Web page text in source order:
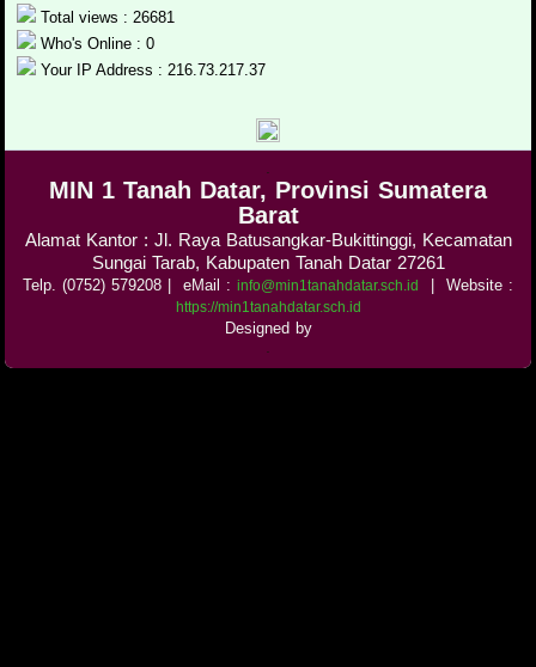
Total views : 26681
Who's Online : 0
Your IP Address : 216.73.217.37
.
MIN 1 Tanah Datar, Provinsi Sumatera
Barat
Alamat Kantor : Jl. Raya Batusangkar-Bukittinggi, Kecamatan
Sungai Tarab, Kabupaten Tanah Datar 27261
Telp. (0752) 579208 | eMail : info@min1tanahdatar.sch.id Website :
https://min1tanahdatar.sch.id
Designed by
.